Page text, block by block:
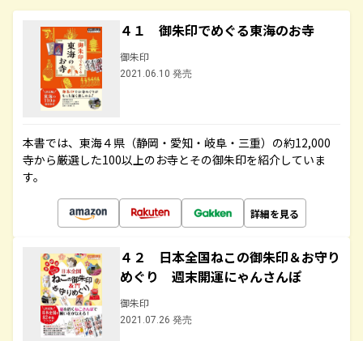
４１ 御朱印でめぐる東海のお寺
御朱印
2021.06.10 発売
本書では、東海４県（静岡・愛知・岐阜・三重）の約12,000
寺から厳選した100以上のお寺とその御朱印を紹介していま
す。
詳細を見る
４２ 日本全国ねこの御朱印＆お守り
めぐり 週末開運にゃんさんぽ
御朱印
2021.07.26 発売